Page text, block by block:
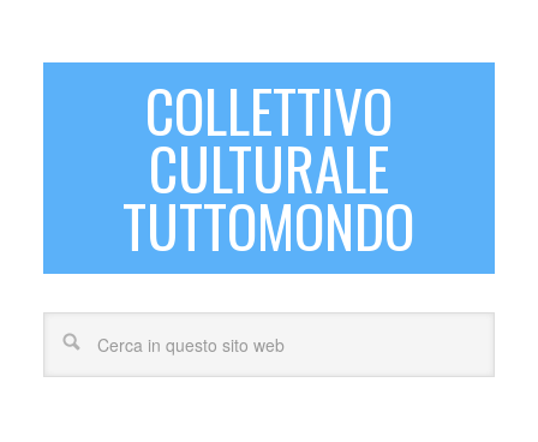
COLLETTIVO
CULTURALE
TUTTOMONDO